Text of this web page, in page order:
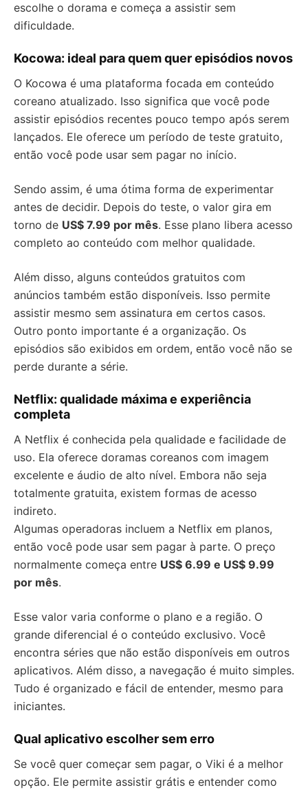
escolhe o dorama e começa a assistir sem
dificuldade.
Kocowa: ideal para quem quer episódios novos
O Kocowa é uma plataforma focada em conteúdo
coreano atualizado. Isso significa que você pode
assistir episódios recentes pouco tempo após serem
lançados. Ele oferece um período de teste gratuito,
então você pode usar sem pagar no início.
Sendo assim, é uma ótima forma de experimentar
antes de decidir. Depois do teste, o valor gira em
torno de US$ 7.99 por mês. Esse plano libera acesso
completo ao conteúdo com melhor qualidade.
Além disso, alguns conteúdos gratuitos com
anúncios também estão disponíveis. Isso permite
assistir mesmo sem assinatura em certos casos.
Outro ponto importante é a organização. Os
episódios são exibidos em ordem, então você não se
perde durante a série.
Netflix: qualidade máxima e experiência
completa
A Netflix é conhecida pela qualidade e facilidade de
uso. Ela oferece doramas coreanos com imagem
excelente e áudio de alto nível. Embora não seja
totalmente gratuita, existem formas de acesso
indireto.
Algumas operadoras incluem a Netflix em planos,
então você pode usar sem pagar à parte. O preço
normalmente começa entre US$ 6.99 e US$ 9.99
por mês.
Esse valor varia conforme o plano e a região. O
grande diferencial é o conteúdo exclusivo. Você
encontra séries que não estão disponíveis em outros
aplicativos. Além disso, a navegação é muito simples.
Tudo é organizado e fácil de entender, mesmo para
iniciantes.
Qual aplicativo escolher sem erro
Se você quer começar sem pagar, o Viki é a melhor
opção. Ele permite assistir grátis e entender como